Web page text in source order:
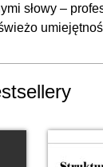
słowy –